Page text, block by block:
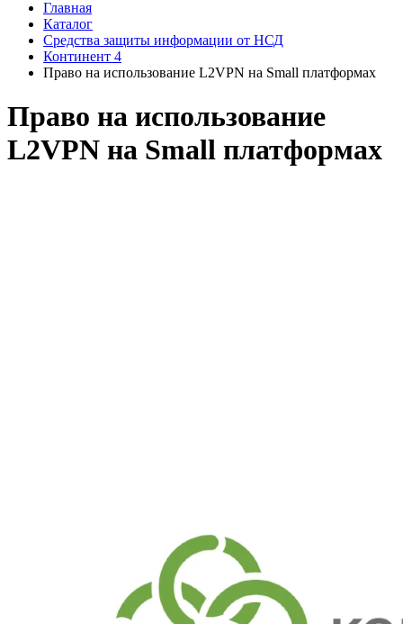
Главная
Каталог
Средства защиты информации от НСД
Континент 4
Право на использование L2VPN на Small платформах
Право на использование
L2VPN на Small платформах